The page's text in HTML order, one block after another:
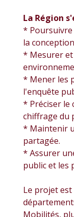
La Région
*
la
* Mesurer et
* Mener les
l'enquête
* Préciser le
chiffrage du
* Maintenir
partagée.
* Assurer
public et les
Le projet
Mobilités,